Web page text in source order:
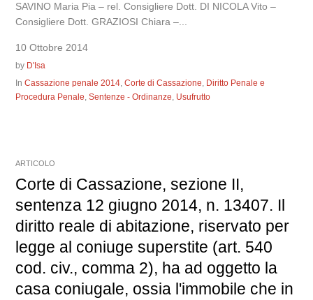
SAVINO Maria Pia – rel. Consigliere Dott. DI NICOLA Vito –
Consigliere Dott. GRAZIOSI Chiara –...
10 Ottobre 2014
by D'Isa
InCassazione penale 2014,Corte di Cassazione, Diritto Penale e
Procedura Penale,Sentenze - Ordinanze, Usufrutto
ARTICOLO
Corte di Cassazione, sezione II,
sentenza 12 giugno 2014, n. 13407. Il
diritto reale di abitazione, riservato per
legge al coniuge superstite (art. 540
cod. civ., comma 2), ha ad oggetto la
casa coniugale, ossia l'immobile che in